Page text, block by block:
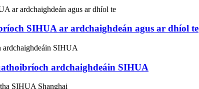
SIHUA ar ardchaighdeán agus ar dhíol te
ardchaighdeáin SIHUA